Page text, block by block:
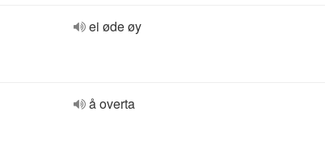
ei øde øy
å overta